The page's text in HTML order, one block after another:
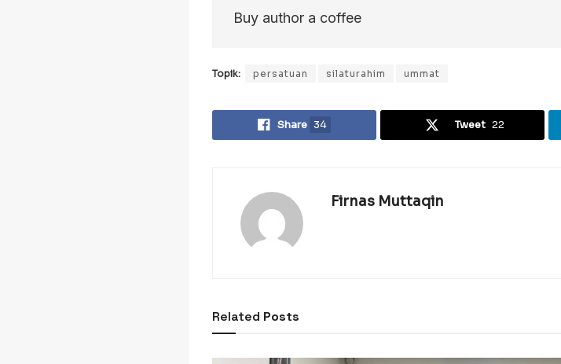
Buy author a coffee
Topik: persatuan silaturahim ummat
Share 34 Tweet 22
Firnas Muttaqin
Related Posts